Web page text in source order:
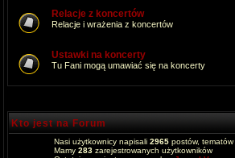
Relacje z koncertów
Relacje i wrażenia z koncertów
Ustawki na koncerty
Tu Fani mogą umawiać się na koncerty
Kto jest na Forum
Nasi użytkownicy napisali 2965 postów, tematów
Mamy 283 zarejestrowanych użytkowników